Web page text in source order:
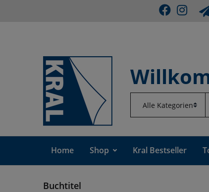
Home Shop Kral Bestseller
Buchtitel